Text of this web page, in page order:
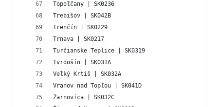
Topoľčany | SK0236
Trebišov | SK042B
Trenčín | SK0229
Trnava | SK0217
Turčianske Teplice | SK0319
Tvrdošín | SK031A
Veľký Krtíš | SK032A
Vranov nad Topľou | SK041D
Žarnovica | SK032C